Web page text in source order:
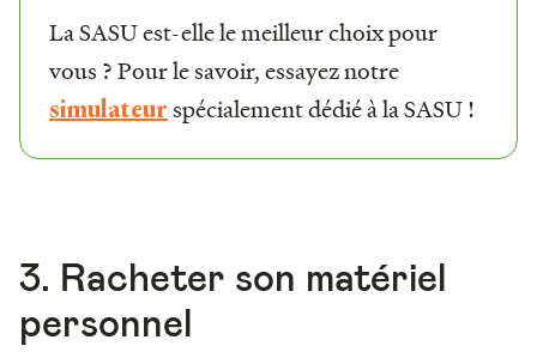
La SASU est-elle le meilleur choix pour
vous ? Pour le savoir, essayez notre
simulateur spécialement dédié à la SASU !
3. Racheter son matériel
personnel